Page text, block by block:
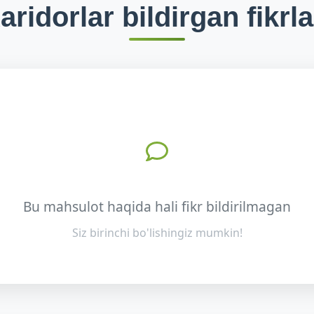
bildirgan
Bu mahsulot haqida hali fikr bildirilmagan
Siz birinchi bo'lishingiz mumkin!